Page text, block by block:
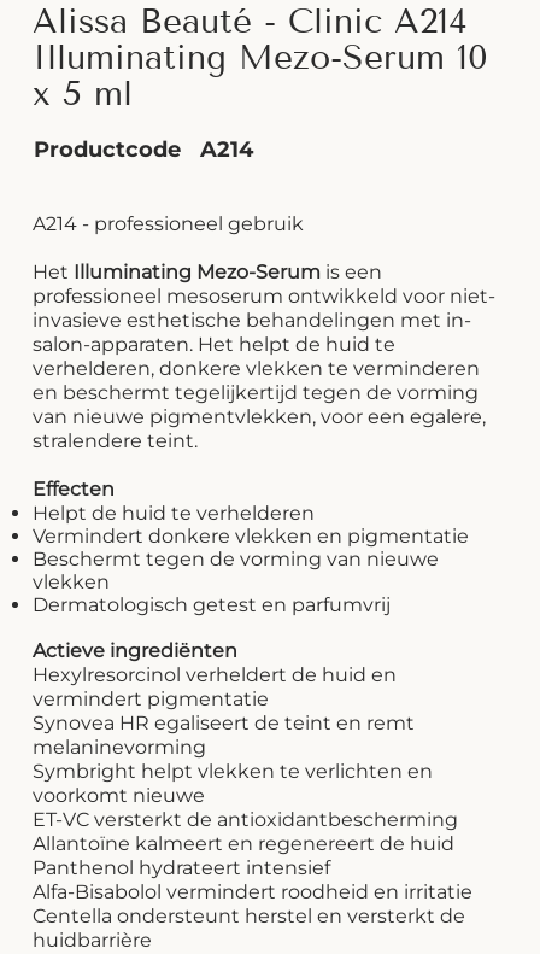
Alissa Beauté - Clinic A214
Illuminating Mezo-Serum 10
x 5 ml
Productcode A214
A214 - professioneel gebruik
Het Illuminating Mezo-Serum is een
professioneel mesoserum ontwikkeld voor niet-
invasieve esthetische behandelingen met in-
salon-apparaten. Het helpt de huid te
verhelderen, donkere vlekken te verminderen
en beschermt tegelijkertijd tegen de vorming
van nieuwe pigmentvlekken, voor een egalere,
stralendere teint.
Effecten
Helpt de huid te verhelderen
Vermindert donkere vlekken en pigmentatie
Beschermt tegen de vorming van nieuwe
vlekken
Dermatologisch getest en parfumvrij
Actieve ingrediënten
Hexylresorcinol verheldert de huid en
vermindert pigmentatie
Synovea HR egaliseert de teint en remt
melaninevorming
Symbright helpt vlekken te verlichten en
voorkomt nieuwe
ET-VC versterkt de antioxidantbescherming
Allantoïne kalmeert en regenereert de huid
Panthenol hydrateert intensief
Alfa-Bisabolol vermindert roodheid en irritatie
Centella ondersteunt herstel en versterkt de
huidbarrière